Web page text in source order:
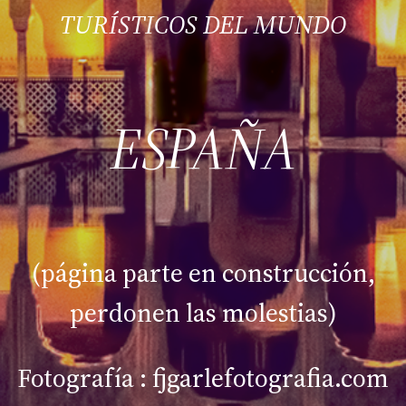
TURÍSTICOS DEL MUNDO
ESPAÑA
(página parte en construcción,
perdonen las molestias)
Fotografía : fjgarlefotografia.com